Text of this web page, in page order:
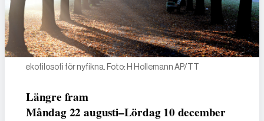
ekofilosofi för nyfikna. Foto: H Hollemann AP/TT
Längre fram
Måndag 22 augusti–Lördag 10 december